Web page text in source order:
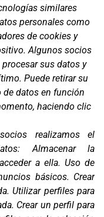
C
similares
personales como
de cookies y
Algunos socios
sus datos y
Puede retirar su
de datos en función
haciendo clic
realizamos el
Almacenar la
a ella. Uso de
básicos. Crear
.Utilizar perfiles para
. Crear un perfil para